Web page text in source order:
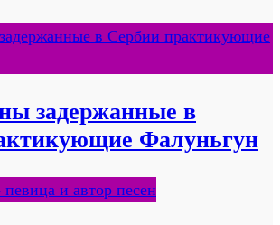
задержанные в
Фалуньгун